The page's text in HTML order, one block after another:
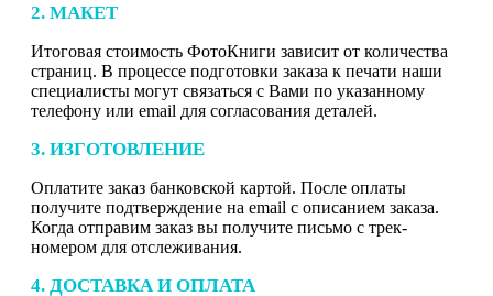
2. МАКЕТ
Итоговая стоимость ФотоКниги зависит от количества
страниц. В процессе подготовки заказа к печати наши
специалисты могут связаться с Вами по указанному
телефону или email для согласования деталей.
3. ИЗГОТОВЛЕНИЕ
Оплатите заказ банковской картой. После оплаты
получите подтверждение на email с описанием заказа.
Когда отправим заказ вы получите письмо с трек-
номером для отслеживания.
4. ДОСТАВКА И ОПЛАТА